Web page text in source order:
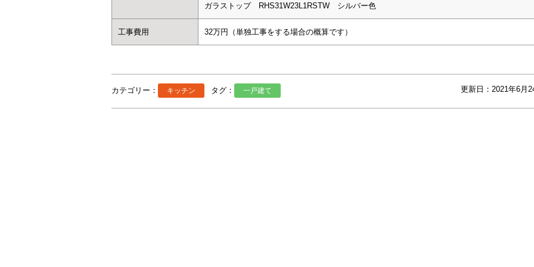
ガラストップ RHS31W23L1RSTW シルバー色
工事費用 32万円（単独工事をする場合の概算です）
カテゴリー： キッチン タグ： 一戸建て 更新日：2021年6月